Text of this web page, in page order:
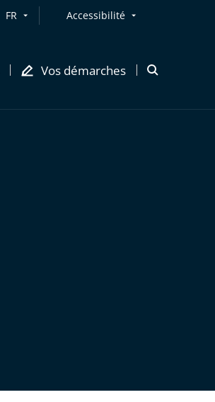
FR Accessibilité
Vos démarches
Ouvrir